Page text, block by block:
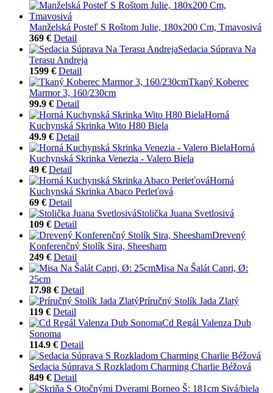
Manželská Posteľ S Roštom Julie, 180x200 Cm, Tmavosivá
369 € Detail
Sedacia Súprava Na
Terasu Andreja
1599 € Detail
Tkaný Koberec
Marmor 3, 160/230cm
99.9 € Detail
Horná
Kuchynská Skrinka Wito H80 Biela
49.9 € Detail
Horná
Kuchynská Skrinka Venezia - Valero Biela
49 € Detail
Horná
Kuchynská Skrinka Abaco Perleťová
69 € Detail
Stolička Juana Svetlosivá
109 € Detail
Drevený
Konferenčný Stolík Sira, Sheesham
249 € Detail
Misa Na Šalát Capri, Ø:
25cm
17.98 € Detail
Príručný Stolík Jada Zlatý
119 € Detail
Cd Regál Valenza Dub
Sonoma
114.9 € Detail
Sedacia Súprava S Rozkladom Charming Charlie Béžová
849 € Detail